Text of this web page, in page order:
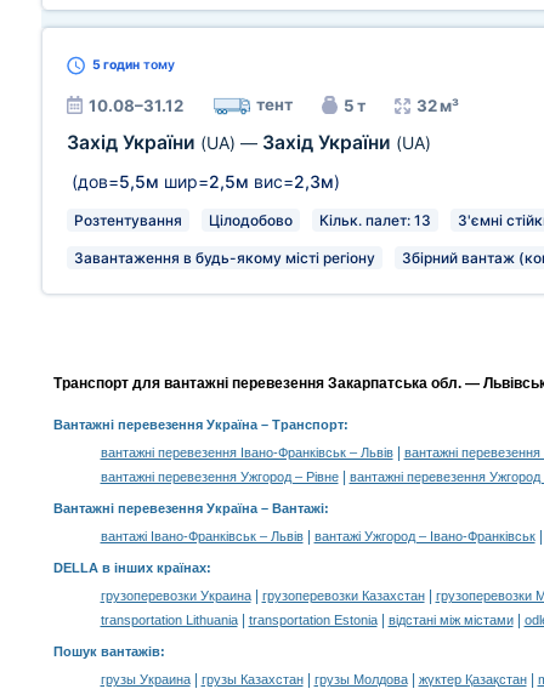
5 годин тому
10.08–31.12 тент 5 т 32 м³
Захід України (UA) — Захід України (UA)
(дов=5,5м шир=2,5м вис=2,3м)
Розтентування Цілодобово Кільк. палет: 13 З'ємні
Завантаження в будь-якому місті регіону Збірний вантаж
Транспорт для вантажні перевезення Закарпатська обл. —
Вантажні перевезення Україна– Транспорт:
вантажні перевезення Івано-Франківськ – Львів|
вантажні
вантажні перевезення Ужгород – Рівне| вантажні перевезення Ужгород
Вантажні перевезення Україна – Вантажі:
вантажі Івано-Франківськ – Львів| вантажі Ужгород – Івано-Франківськ
DELLA в інших країнах:
грузоперевозки Украина| грузоперевозки Казахстан|
грузоперевозки
transportation Lithuania| transportation Estonia| відстані між містами|
Пошук вантажів:
грузы Украина| грузы Казахстан| грузы Молдова| жүктер Қазақстан|